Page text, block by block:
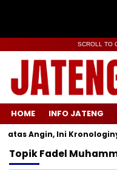
SCROLL TO
HOME INFO JATENG
Angin, Ini
TopikFadel